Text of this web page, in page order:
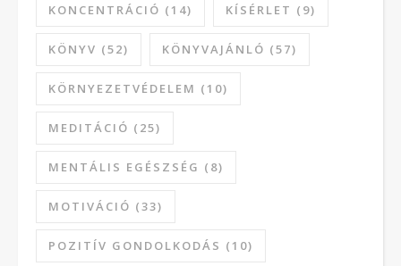
KONCENTRÁCIÓ (14) KÍSÉRLET (9)
KÖNYV (52) KÖNYVAJÁNLÓ (57)
KÖRNYEZETVÉDELEM (10)
MEDITÁCIÓ (25)
MENTÁLIS EGÉSZSÉG (8)
MOTIVÁCIÓ (33)
POZITÍV GONDOLKODÁS (10)